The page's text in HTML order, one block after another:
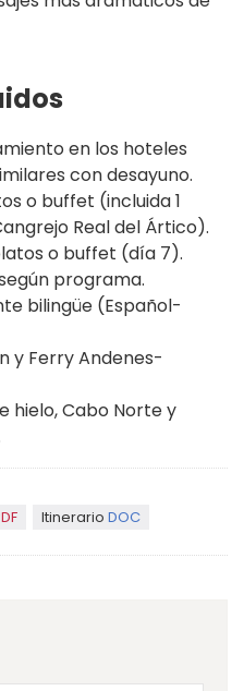
en los hoteles
con desayuno.
o buffet (incluida 1
Real del Ártico).
o buffet (día 7).
programa.
bilingüe (Español-
y Ferry Andenes-
hielo, Cabo Norte y
Itinerario DOC